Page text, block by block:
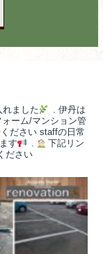
ました . 伊丹は
ーム/マンション管
ださい staffの日常
す
.
下記リン
ださい